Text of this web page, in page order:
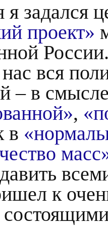
я задался
проект»
вся
– в
,
в
к